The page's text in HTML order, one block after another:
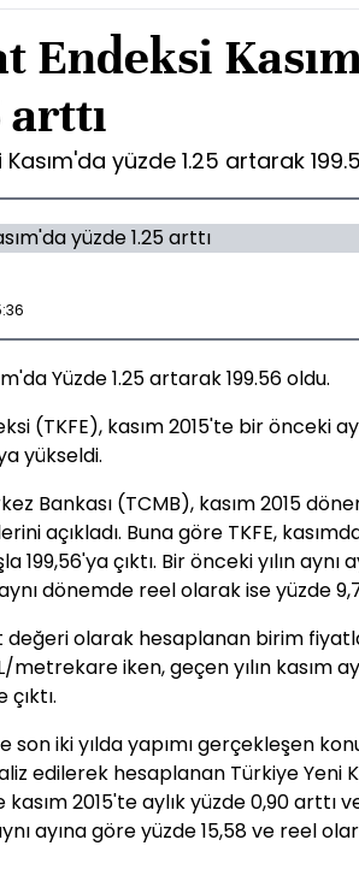
Endeksi
arttı
yüzde 1.25 artarak
Yüzde 1.25 artarak 199.56 oldu.
(TKFE), kasım 2015'te bir önceki
yükseldi.
Bankası (TCMB), kasım 2015
açıkladı. Buna göre TKFE,
199,56'ya çıktı. Bir önceki yılın aynı
dönemde reel olarak ise yüzde
olarak hesaplanan birim
metrekare iken, geçen yılın kasım
son iki yılda yapımı gerçekleşen
edilerek hesaplanan Türkiye Yeni
2015'te aylık yüzde 0,90 arttı
ayına göre yüzde 15,58 ve reel